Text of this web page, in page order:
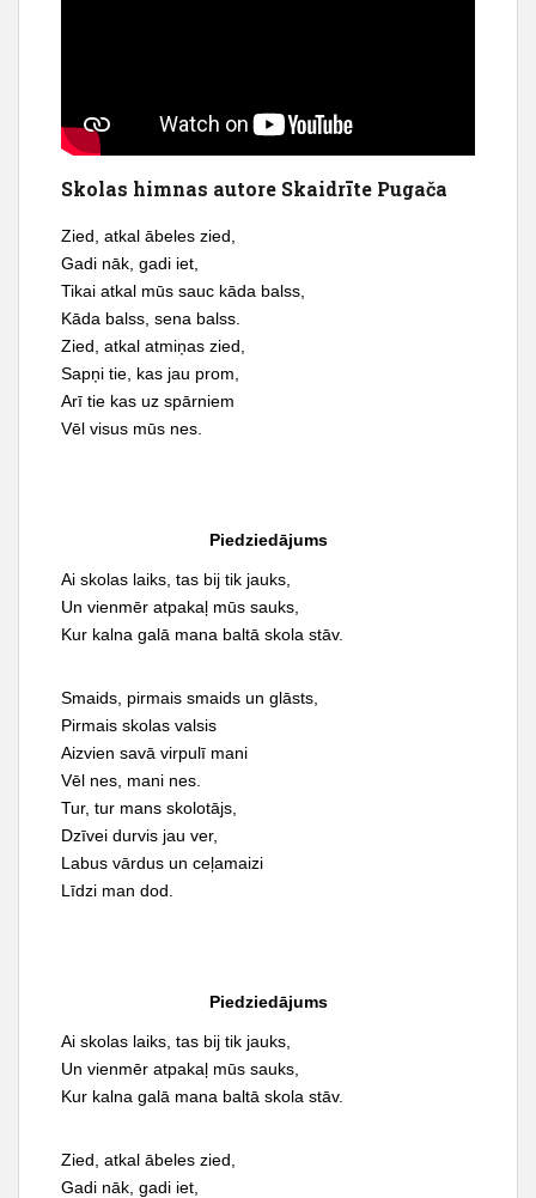
Skolas himnas autore Skaidrīte Pugača
Zied, atkal ābeles zied,
Gadi nāk, gadi iet,
Tikai atkal mūs sauc kāda balss,
Kāda balss, sena balss.
Zied, atkal atmiņas zied,
Sapņi tie, kas jau prom,
Arī tie kas uz spārniem
Vēl visus mūs nes.
Piedziedājums
Ai skolas laiks, tas bij tik jauks,
Un vienmēr atpakaļ mūs sauks,
Kur kalna galā mana baltā skola stāv.
Smaids, pirmais smaids un glāsts,
Pirmais skolas valsis
Aizvien savā virpulī mani
Vēl nes, mani nes.
Tur, tur mans skolotājs,
Dzīvei durvis jau ver,
Labus vārdus un ceļamaizi
Līdzi man dod.
Piedziedājums
Ai skolas laiks, tas bij tik jauks,
Un vienmēr atpakaļ mūs sauks,
Kur kalna galā mana baltā skola stāv.
Zied, atkal ābeles zied,
Gadi nāk, gadi iet,